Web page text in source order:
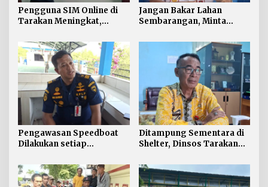
Pengguna SIM Online di
Tarakan Meningkat,
Paling Banyak
Jangan Bakar Lahan
Sembarangan, Minta
Pengawasan Speedboat
Dilakukan setiap
Acuan Laik Laut
Ditampung Sementara di
Shelter, Dinsos Tarakan
Pekerja Asal Jawa Barat